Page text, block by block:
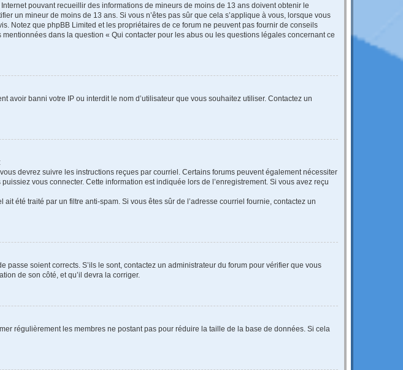
pouvant recueillir des informations de mineurs de moins de 13 ans doivent obtenir le
un mineur de moins de 13 ans. Si vous n’êtes pas sûr que cela s’applique à vous, lorsque vous
Notez que phpBB Limited et les propriétaires de ce forum ne peuvent pas fournir de conseils
dans la question « Qui contacter pour les abus ou les questions légales concernant ce
avoir banni votre IP ou interdit le nom d’utilisateur que vous souhaitez utiliser. Contactez un
devrez suivre les instructions reçues par courriel. Certains forums peuvent également nécessiter
vous connecter. Cette information est indiquée lors de l’enregistrement. Si vous avez reçu
été traité par un filtre anti-spam. Si vous êtes sûr de l’adresse courriel fournie, contactez un
soient corrects. S’ils le sont, contactez un administrateur du forum pour vérifier que vous
de son côté, et qu’il devra la corriger.
régulièrement les membres ne postant pas pour réduire la taille de la base de données. Si cela